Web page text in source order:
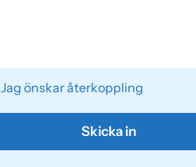
Jag önskar återkoppling
Skicka in